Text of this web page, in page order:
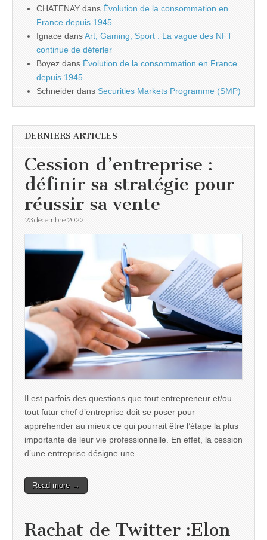
CHATENAY dans Évolution de la consommation en
France depuis 1945
Ignace dansArt, Gaming, Sport : La vague des NFT
continue de déferler
Boyez dans Évolution de la consommation en France
depuis 1945
Schneider dans Securities Markets Programme (SMP)
DERNIERS ARTICLES
Cession d’entreprise :
définir sa stratégie pour
réussir sa vente
23 décembre 2022
Il est parfois des questions que tout entrepreneur et/ou
tout futur chef d’entreprise doit se poser pour
appréhender au mieux ce qui pourrait être l’étape la plus
importante de leur vie professionnelle. En effet, la cession
d’une entreprise désigne une…
Read more →
Rachat de Twitter :Elon